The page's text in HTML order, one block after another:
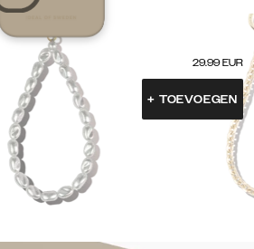
29.99 EUR
+ TOEVOEGEN